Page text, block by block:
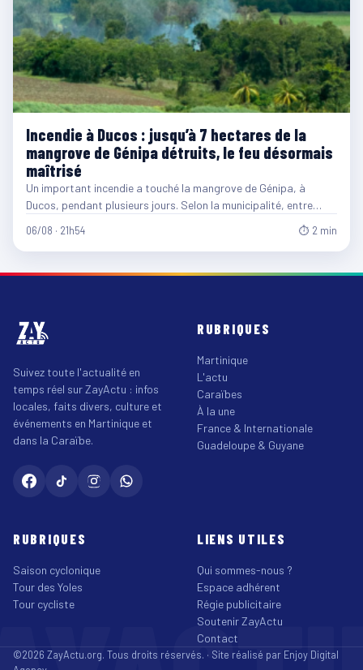
Incendie à Ducos : jusqu’à 7 hectares de la
mangrove de Génipa détruits, le feu désormais
maîtrisé
Un important incendie a touché la mangrove de Génipa, à
Ducos, pendant plusieurs jours. Selon la municipalité, entre…
06/08 · 21h54 ⏱ 2 min
Suivez toute l'actualité en
temps réel sur ZayActu : infos
locales, faits divers, culture et
événements en Martinique et
dans la Caraïbe.
RUBRIQUES
Martinique
L'actu
Caraïbes
À la une
France & Internationale
Guadeloupe & Guyane
RUBRIQUES
Saison cyclonique
Tour des Yoles
Tour cycliste
LIENS UTILES
Qui sommes-nous ?
Espace adhérent
Régie publicitaire
Soutenir ZayActu
Contact
©2026 ZayActu.org. Tous droits réservés. · Site réalisé par Enjoy Digital